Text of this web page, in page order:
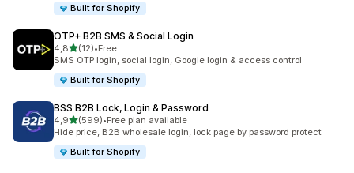
Built for Shopify
OTP+ B2B SMS & Social Login
4,85 yıldız üzerinden
(12)
toplam 12 değerlendirme
•Free
SMS OTP login, social login, Google login & access control
Built for Shopify
BSS B2B Lock, Login & Password
4,95 yıldız üzerinden
(599)
toplam 599 değerlendirme
•Free plan available
Hide price, B2B wholesale login, lock page by password protect
Built for Shopify